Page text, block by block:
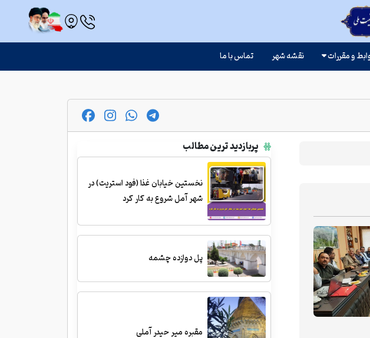
و مقررات نقشه شهر تماس با ما
پربازدید ترین مطالب
نخستین خیابان غذا (فود استریت) در
شهر آمل شروع به کار کرد
پل دوازده چشمه
مقبره میر حیدر آملی